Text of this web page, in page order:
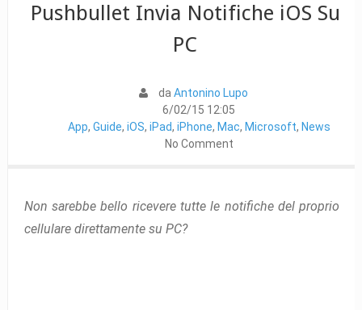
Pushbullet Invia Notifiche iOS Su
PC
daAntonino Lupo
6/02/15 12:05
App, Guide, iOS, iPad, iPhone, Mac, Microsoft, News
No Comment
Non sarebbe bello ricevere tutte le notifiche del proprio
cellulare direttamente su PC?